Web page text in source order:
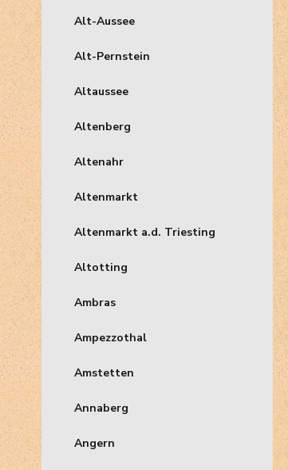
Alt-Aussee
Alt-Pernstein
Altaussee
Altenberg
Altenahr
Altenmarkt
Altenmarkt a.d. Triesting
Altotting
Ambras
Ampezzothal
Amstetten
Annaberg
Angern